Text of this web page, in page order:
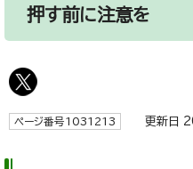
押す前に注意を
ページ番号1031213 更新日